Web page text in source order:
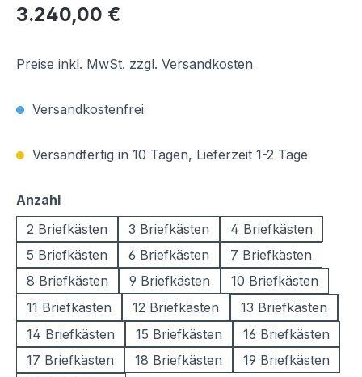
Regulärer Preis:
3.240,00 €
Preise inkl. MwSt. zzgl. Versandkosten
Versandkostenfrei
Versandfertig in 10 Tagen, Lieferzeit 1-2 Tage
Anzahlauswählen
2 Briefkästen
3 Briefkästen
4 Briefkästen
5 Briefkästen
6 Briefkästen
7 Briefkästen
8 Briefkästen
9 Briefkästen
10 Briefkästen
11 Briefkästen
12 Briefkästen
13 Briefkästen
14 Briefkästen
15 Briefkästen
16 Briefkästen
17 Briefkästen
18 Briefkästen
19 Briefkästen